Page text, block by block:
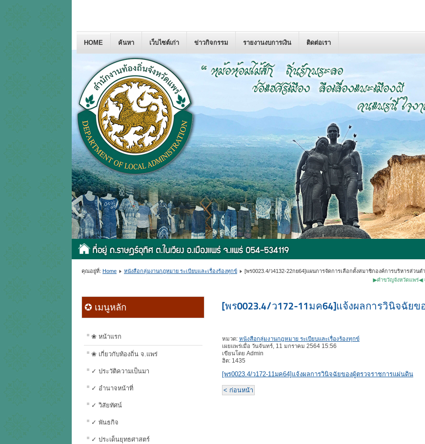
HOME ค้นหา เว็บไซต์เก่า ข่าวกิจกรรม รายงานงบการเงิน ติดต่อเรา
คุณอยู่ที่: Home หนังสือกลุ่มงานกฎหมาย ระเบียบและเรื่องร้องทุกข์
[พร0023.4/ว4132-22กย64]แผนการจัดการเลือกตั้งสมาชิกองค์การบริหารส่วน
▶คำขวัญจังหวัดแพร่◀ ✽หม้อห้
✪ เมนูหลัก
❀ หน้าแรก
❀ เกี่ยวกับท้องถิ่น จ.แพร่
✓ ประวัติความเป็นมา
✓ อำนาจหน้าที่
✓ วิสัยทัศน์
✓ พันธกิจ
✓ ประเด็นยุทธศาสตร์
[พร0023.4/ว172-11มค64]แจ้งผลการวินิจฉัย
หมวด: หนังสือกลุ่มงานกฎหมาย ระเบียบและเรื่องร้องทุกข์
เผยแพร่เมื่อ วันจันทร์, 11 มกราคม 2564 15:56
เขียนโดย Admin
ฮิต: 1435
[พร0023.4/ว172-11มค64]แจ้งผลการวินิจฉัยของผู้ตรวจราชการแผ่นดิน
< ก่อนหน้า